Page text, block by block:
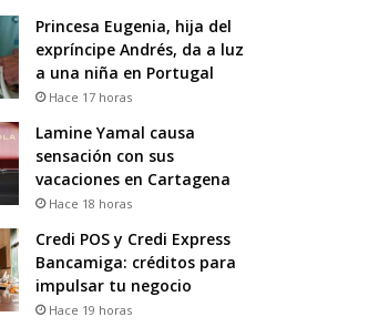
Princesa Eugenia, hija del
expríncipe Andrés, da a luz
a una niña en Portugal
Hace 17 horas
Lamine Yamal causa
sensación con sus
vacaciones en Cartagena
Hace 18 horas
Credi POS y Credi Express
Bancamiga: créditos para
impulsar tu negocio
Hace 19 horas